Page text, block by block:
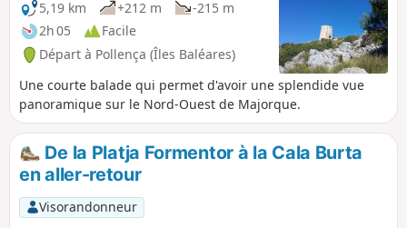
5,19 km +212 m
-215 m
2h 05
Facile
Départ à Pollença (Îles Baléares)
Une courte balade qui permet d'avoir une splendide vue
panoramique sur le Nord-Ouest de Majorque.
De la Platja Formentor à la Cala Burta
en aller-retour
Visorandonneur